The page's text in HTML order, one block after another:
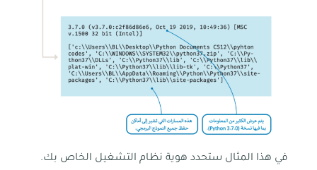
في هذا المثال ستحدد هوية نظام التشغيل الخاص بك.